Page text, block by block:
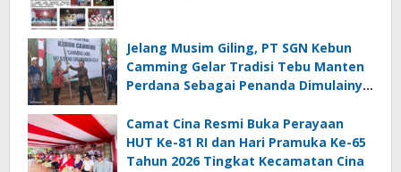
Jelang Musim Giling, PT SGN Kebun
Camming Gelar Tradisi Tebu Manten
Perdana Sebagai Penanda Dimulainya
Camat Cina Resmi Buka Perayaan
HUT Ke-81 RI dan Hari Pramuka Ke-65
Tahun 2026 Tingkat Kecamatan Cina